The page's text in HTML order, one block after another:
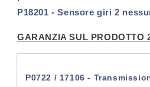
P18201 - Sensore giri 2
GARANZIA SUL PRODOTTO
P0722 / 17106 -